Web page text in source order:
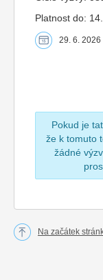
Platnost do:
29. 6. 2026
Pokud je
že k tomuto
žádné
Na začátek